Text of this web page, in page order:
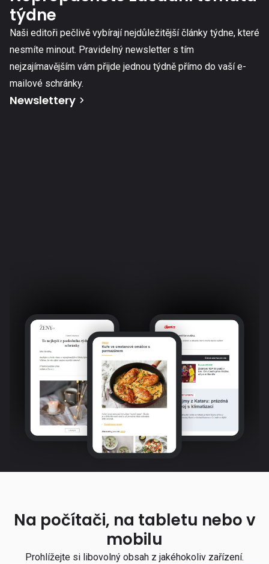
týdne
Naši editoři pečlivě vybírají nejdůležitější články týdne, které
nesmíte minout. Pravidelný newsletter s tím
nejzajímavějším vám přijde jednou týdně přímo do vaší e-
mailové schránky.
Newslettery
Na počítači, na tabletu nebo v
mobilu
Prohlížejte si libovolný obsah z jakéhokoliv zařízení.